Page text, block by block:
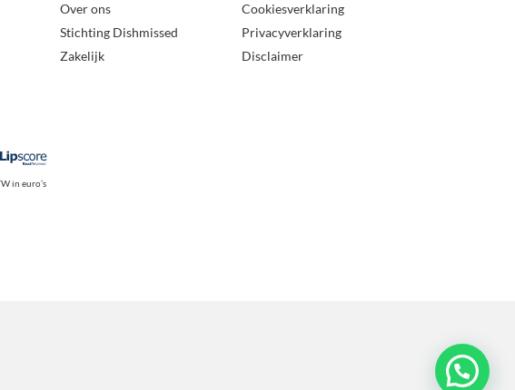
in euro’s
Over ons
Stichting Dishmissed
Zakelijk
Cookiesverklaring
Privacyverklaring
Disclaimer